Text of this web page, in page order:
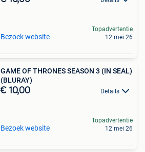
Bezoek website
Topadvertentie
12 mei 26
GAME OF THRONES SEASON 3 (IN SEAL)
(BLURAY)
€ 10,00 Details
Bezoek website
Topadvertentie
12 mei 26